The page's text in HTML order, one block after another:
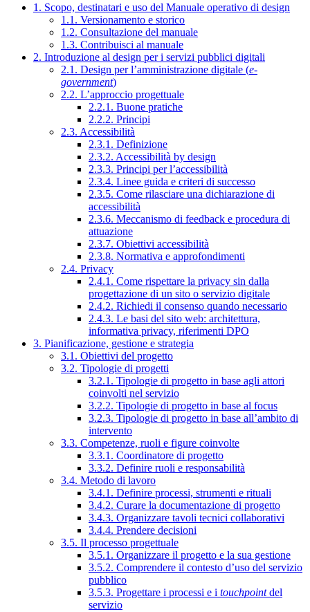
1. Scopo, destinatari e uso del Manuale operativo di design
1.1. Versionamento e storico
1.2. Consultazione del manuale
1.3. Contribuisci al manuale
2. Introduzione al design per i servizi pubblici digitali
2.1. Design per l’amministrazione digitale (e-
government)
2.2. L’approccio progettuale
2.2.1. Buone pratiche
2.2.2. Principi
2.3. Accessibilità
2.3.1. Definizione
2.3.2. Accessibilità by design
2.3.3. Principi per l’accessibilità
2.3.4. Linee guida e criteri di successo
2.3.5. Come rilasciare una dichiarazione di
accessibilità
2.3.6. Meccanismo di feedback e procedura di
attuazione
2.3.7. Obiettivi accessibilità
2.3.8. Normativa e approfondimenti
2.4. Privacy
2.4.1. Come rispettare la privacy sin dalla
progettazione di un sito o servizio digitale
2.4.2. Richiedi il consenso quando necessario
2.4.3. Le basi del sito web: architettura,
informativa privacy, riferimenti DPO
3. Pianificazione, gestione e strategia
3.1. Obiettivi del progetto
3.2. Tipologie di progetti
3.2.1. Tipologie di progetto in base agli attori
coinvolti nel servizio
3.2.2. Tipologie di progetto in base al focus
3.2.3. Tipologie di progetto in base all’ambito di
intervento
3.3. Competenze, ruoli e figure coinvolte
3.3.1. Coordinatore di progetto
3.3.2. Definire ruoli e responsabilità
3.4. Metodo di lavoro
3.4.1. Definire processi, strumenti e rituali
3.4.2. Curare la documentazione di progetto
3.4.3. Organizzare tavoli tecnici collaborativi
3.4.4. Prendere decisioni
3.5. Il processo progettuale
3.5.1. Organizzare il progetto e la sua gestione
3.5.2. Comprendere il contesto d’uso del servizio
pubblico
3.5.3. Progettare i processi e i touchpointdel
servizio